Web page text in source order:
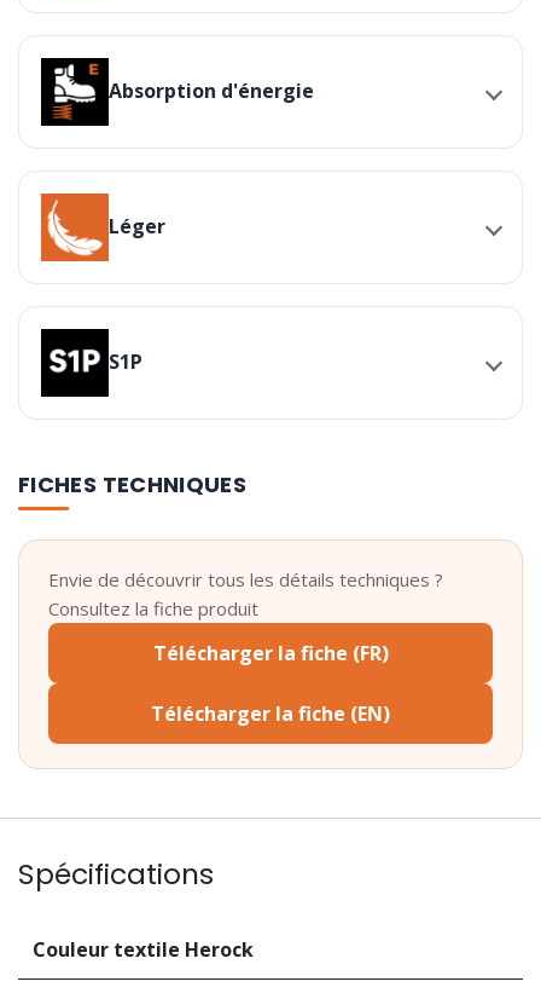
Absorption d'énergie
Léger
S1P
FICHES TECHNIQUES
Envie de découvrir tous les détails techniques ?
Consultez la fiche produit
Télécharger la fiche (FR)
Télécharger la fiche (EN)
Spécifications
Couleur textile Herock